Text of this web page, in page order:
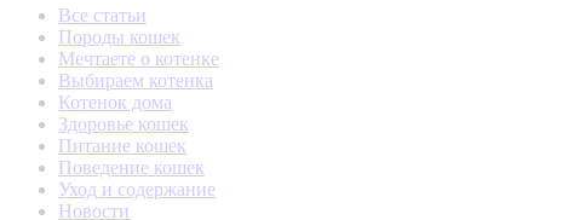
Все статьи
Породы кошек
Мечтаете о котенке
Выбираем котенка
Котенок дома
Здоровье кошек
Питание кошек
Поведение кошек
Уход и содержание
Новости